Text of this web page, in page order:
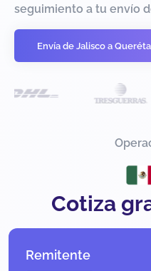
seguimiento a tu envío
Envía de Jalisco a
Cotiza
Remitente